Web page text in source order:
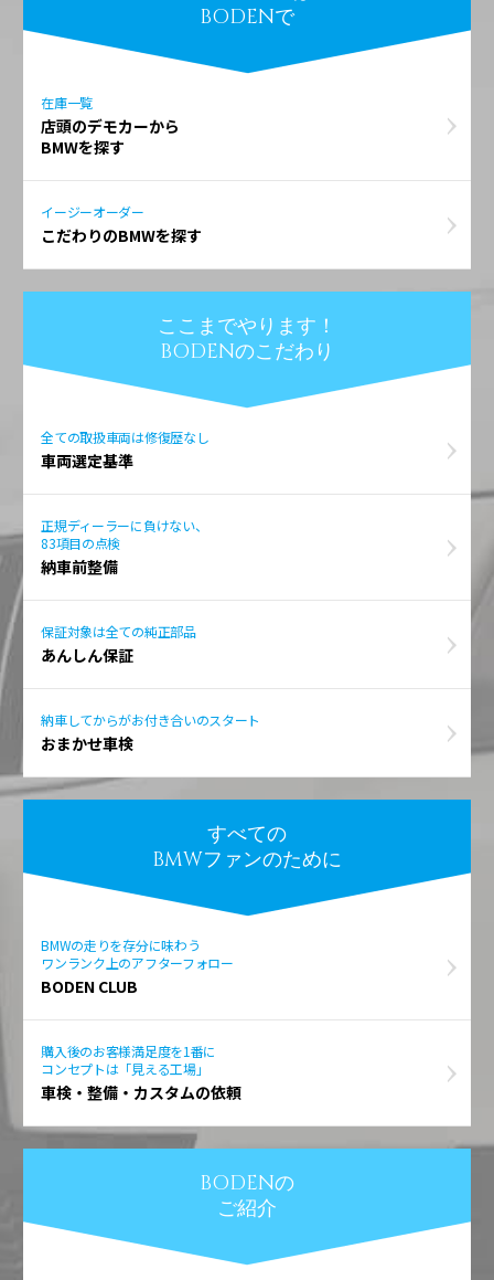
BODENで
在庫一覧
店頭のデモカーから
BMWを探す
イージーオーダー
こだわりのBMWを探す
ここまでやります！
BODENのこだわり
全ての取扱車両は修復歴なし
車両選定基準
正規ディーラーに負けない、
83項目の点検
納車前整備
保証対象は全ての純正部品
あんしん保証
納車してからがお付き合いのスタート
おまかせ車検
すべての
BMWファンのために
BMWの走りを存分に味わう
ワンランク上のアフターフォロー
BODEN CLUB
購入後のお客様満足度を1番に
コンセプトは「見える工場」
車検・整備・カスタムの依頼
BODENの
ご紹介